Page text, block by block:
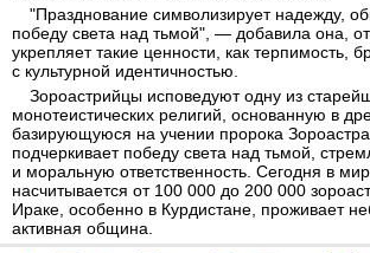
"Празднование символизирует надежду,
победу света над тьмой", — добавила она,
укрепляет такие ценности, как терпимость,
с культурной идентичностью.
Зороастрийцы исповедуют одну из
монотеистических религий, основанную в
базирующуюся на учении пророка
подчеркивает победу света над тьмой,
и моральную ответственность. Сегодня в
насчитывается от 100 000 до 200 000
Ираке, особенно в Курдистане, проживает
активная община.